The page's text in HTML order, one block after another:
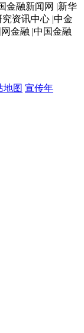
金融新闻网 |新华
资讯中心 |中金
金融 |中国金融
地图 宣传年